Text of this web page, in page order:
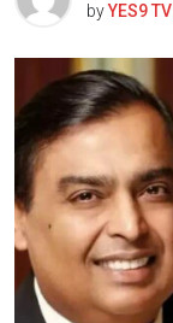
byYES9 TV